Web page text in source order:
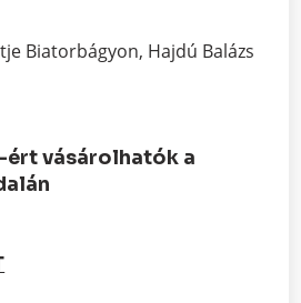
Biatorbágyon, Hajdú Balázs
ért vásárolhatók a